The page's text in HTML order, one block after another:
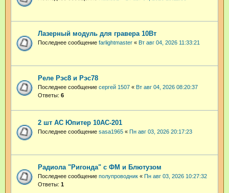
Лазерный модуль для гравера 10Вт
Последнее сообщение farlightmaster « Вт авг 04, 2026 11:33:21
Реле Рэс8 и Рэс78
Последнее сообщение сергей 1507 « Вт авг 04, 2026 08:20:37
Ответы: 6
2 шт АС Юпитер 10АС-201
Последнее сообщение sasa1965 « Пн авг 03, 2026 20:17:23
Радиола "Ригонда" с ФМ и Блютузом
Последнее сообщение полупроводник « Пн авг 03, 2026 10:27:32
Ответы: 1